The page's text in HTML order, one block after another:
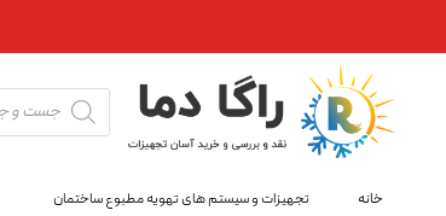
Products
search
خانه تجهیزات و سیستم های تهویه مطبوع ساختمان